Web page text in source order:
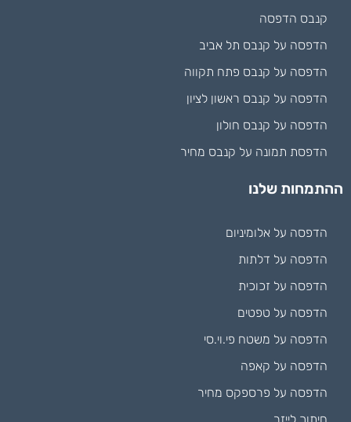
קנבס הדפסה
הדפסה על קנבס תל אביב
הדפסה על קנבס פתח תקווה
הדפסה על קנבס ראשון לציון
הדפסה על קנבס חולון
הדפסת תמונה על קנבס מחיר
ההתמחות שלנו
הדפסה על אלומיניום
הדפסה על דלתות
הדפסה על זכוכית
הדפסה על טפטים
הדפסה על משטח פי.וי.סי
הדפסה על קאפה
הדפסה על פרספקס מחיר
חיתוך לייזר